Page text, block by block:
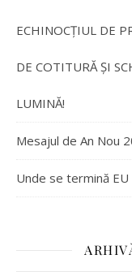
ECHINOCȚIUL DE
DE COTITURĂ ȘI
LUMINĂ!
Mesajul de An Nou
Unde se termină